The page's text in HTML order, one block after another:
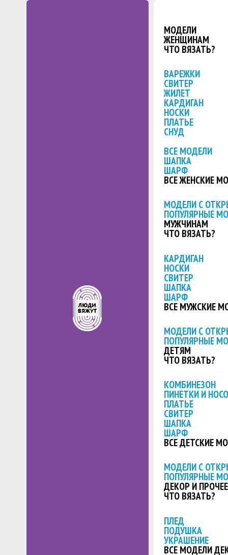
МОДЕЛИ
ЖЕНЩИНАМ
ЧТО ВЯЗАТЬ?
ВАРЕЖКИ
СВИТЕР
ЖИЛЕТ
КАРДИГАН
НОСКИ
ПЛАТЬЕ
СНУД
ВСЕ МОДЕЛИ
ШАПКА
ШАРФ
ВСЕ ЖЕНСКИЕ
МОДЕЛИ С
ПОПУЛЯРНЫЕ
МУЖЧИНАМ
ЧТО ВЯЗАТЬ?
КАРДИГАН
НОСКИ
СВИТЕР
ШАПКА
ШАРФ
ВСЕ МУЖСКИЕ
МОДЕЛИ С
ПОПУЛЯРНЫЕ
ДЕТЯМ
ЧТО ВЯЗАТЬ?
КОМБИНЕЗОН
ПИНЕТКИ И
ПЛАТЬЕ
СВИТЕР
ШАПКА
ШАРФ
ВСЕ ДЕТСКИЕ
МОДЕЛИ С
ПОПУЛЯРНЫЕ
ДЕКОР И ПРОЧЕЕ
ЧТО ВЯЗАТЬ?
ПЛЕД
ПОДУШКА
УКРАШЕНИЕ
ВСЕ МОДЕЛИ